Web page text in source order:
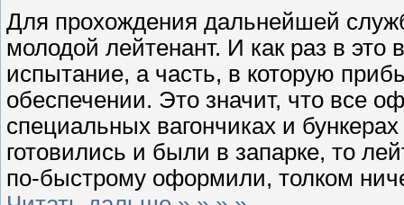
Для прохождения дальнейшей
молодой лейтенант. И как раз в
испытание, а часть, в которую
обеспечении. Это значит, что все
специальных вагончиках и
готовились и были в запарке, то
по-быстрому оформили, толком